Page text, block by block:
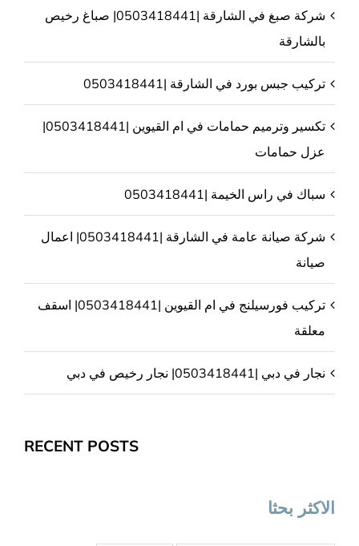
شركة صبغ في الشارقة |0503418441| صباغ رخيص
بالشارقة
تركيب جبس بورد في الشارقة |0503418441
تكسير وترميم حمامات في ام القيوين |0503418441|
عزل حمامات
سباك في راس الخيمة |0503418441
شركة صيانة عامة في الشارقة |0503418441| اعمال
صيانة
تركيب فورسيلنج في ام القيوين |0503418441| اسقف
معلقة
نجار في دبي |0503418441| نجار رخيص في دبي
RECENT POSTS
الاكثر بحثا